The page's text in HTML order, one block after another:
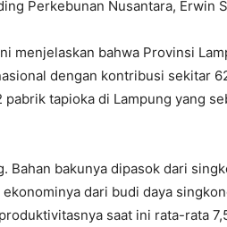
Perkebunan Nusantara, Erwin
menjelaskan bahwa Provinsi
dengan kontribusi sekitar
tapioka di Lampung yang
Bahan bakunya dipasok dari
dari budi daya
saat ini rata-rata